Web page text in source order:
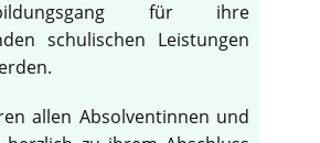
für ihre
schulischen Leistungen
allen Absolventinnen und